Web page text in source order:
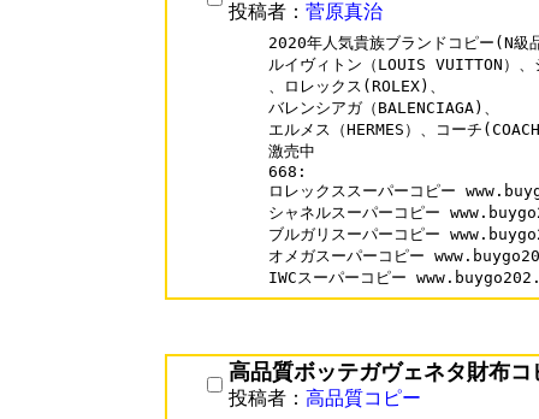
投稿者： 菅原真治
2020年人気貴族ブランドコピー(N
ルイヴィトン（LOUIS VUITTON）
、ロレックス(ROLEX)、
バレンシアガ（BALENCIAGA)、
エルメス（HERMES）、コーチ
激売中
668:
ロレックススーパーコピー
シャネルスーパーコピー
ブルガリスーパーコピー
オメガスーパーコピー
高品質ボッテガヴェネタ財布コ
投稿者： 高品質コピー